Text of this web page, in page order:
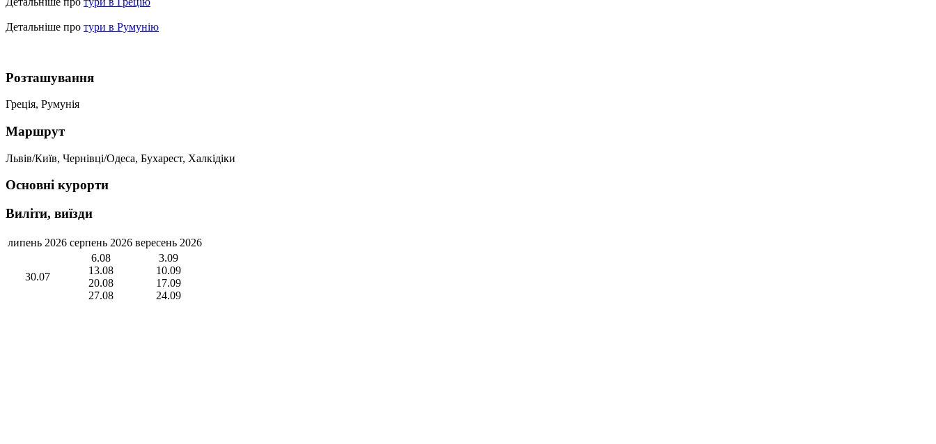
Детальніше про тури в Румунію
Розташування
Греція, Румунія
Маршрут
Львів/Київ, Чернівці/Одеса, Бухарест, Халкідіки
Основні курорти
Виліти, виїзди
липень 2026 серпень 2026 вересень 2026
30.07
6.08
13.08
20.08
27.08
3.09
10.09
17.09
24.09